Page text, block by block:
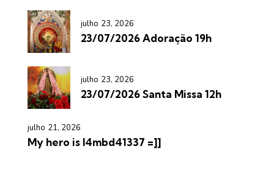
julho 23, 2026
23/07/2026 Adoração 19h
julho 23, 2026
23/07/2026 Santa Missa 12h
julho 21, 2026
My hero is l4mbd41337 =]]